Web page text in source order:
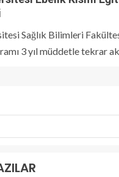
Sağlık Bilimleri
3 yıl müddetle tekrar